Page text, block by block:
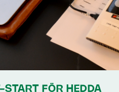
START FÖR HEDDA